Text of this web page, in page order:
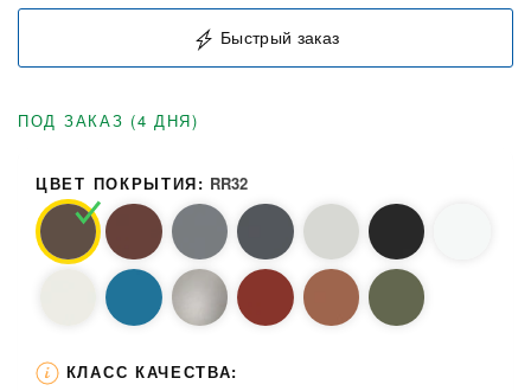
Быстрый заказ
ПОД ЗАКАЗ (4 ДНЯ)
ЦВЕТ ПОКРЫТИЯ: RR32
КЛАСС КАЧЕСТВА: